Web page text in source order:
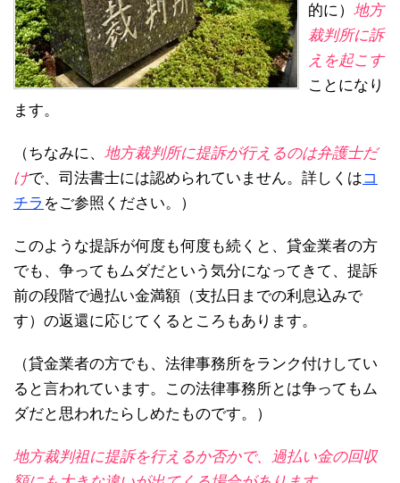
的に） 地方
裁判所に訴
えを起こす
ことになり
ます。
（ちなみに、 地方裁判所に提訴が行えるのは弁護士だ
けで、司法書士には認められていません。詳しくはコ
チラ をご参照ください。）
このような提訴が何度も何度も続くと、貸金業者の方
でも、争ってもムダだという気分になってきて、提訴
前の段階で過払い金満額（支払日までの利息込みで
す）の返還に応じてくるところもあります。
（貸金業者の方でも、法律事務所をランク付けしてい
ると言われています。この法律事務所とは争ってもム
ダだと思われたらしめたものです。）
地方裁判祖に提訴を行えるか否かで、過払い金の回収